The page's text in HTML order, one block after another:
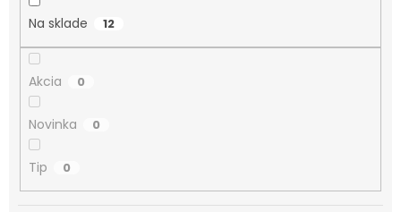
Na sklade 12
Akcia 0
Novinka 0
Tip 0